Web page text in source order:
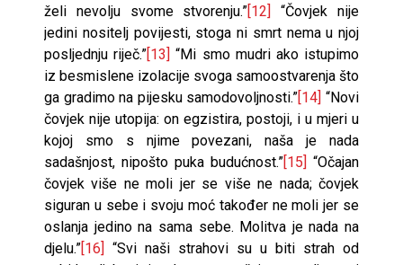
želi nevolju svome stvorenju.” [12]
“Čovjek nije
jedini nositelj povijesti, stoga ni smrt nema u njoj
posljednju riječ.” [13]
“Mi smo mudri ako istupimo
iz besmislene izolacije svoga samoostvarenja što
ga gradimo na pijesku samodovoljnosti.” [14] “Novi
čovjek nije utopija: on egzistira, postoji, i u mjeri u
kojoj smo s njime povezani, naša je nada
sadašnjost, nipošto puka budućnost.” [15]
“Očajan
čovjek više ne moli jer se više ne nada; čovjek
siguran u sebe i svoju moć također ne moli jer se
oslanja jedino na sama sebe. Molitva je nada na
djelu.” [16]
“Svi naši strahovi su u biti strah od